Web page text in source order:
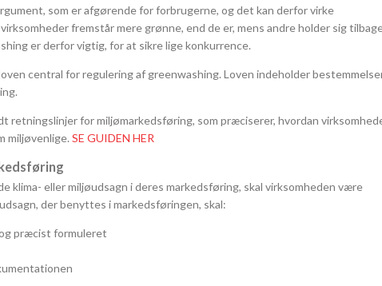
som er afgørende for forbrugerne, og det kan derfor virke
fremstår mere grønne, end de er, mens andre holder sig
er derfor vigtig, for at sikre lige konkurrence.
central for regulering af greenwashing. Loven indeholder
retningslinjer for miljømarkedsføring, som præciserer, hvordan
miljøvenlige. SE GUIDEN HER
klima- eller miljøudsagn i deres markedsføring, skal virksomheden være
der benyttes i markedsføringen, skal:
præcist formuleret